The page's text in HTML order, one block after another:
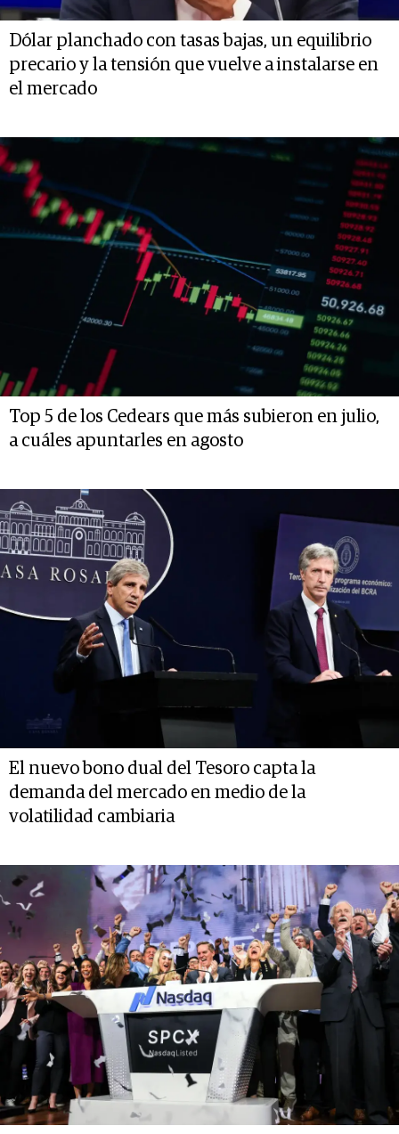
Dólar planchado con tasas bajas, un equilibrio
precario y la tensión que vuelve a instalarse en
el mercado
Top 5 de los Cedears que más subieron en julio,
a cuáles apuntarles en agosto
El nuevo bono dual del Tesoro capta la
demanda del mercado en medio de la
volatilidad cambiaria